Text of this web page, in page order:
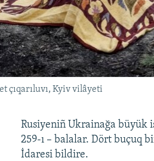
çıqarıluvı, Kyiv vilâyeti
Rusiyeniñ Ukrainağa büyük
259-ı – balalar. Dört buçuq
İdaresi bildire.